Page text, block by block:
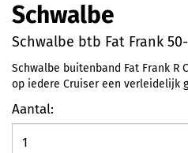
Schwalbe
Schwalbe btb Fat Frank
Schwalbe buitenband Fat Frank R
op iedere Cruiser een verleidelijk
Aantal: